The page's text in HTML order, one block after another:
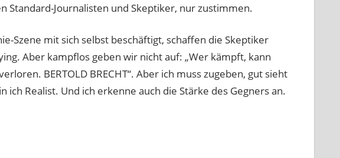
Standard-Journalisten und Skeptiker, nur zustimmen.
Szene mit sich selbst beschäftigt, schaffen die Skeptiker
Aber kampflos geben wir nicht auf: „Wer kämpft, kann
BERTOLD BRECHT“. Aber ich muss zugeben, gut sieht
ich Realist. Und ich erkenne auch die Stärke des Gegners an.